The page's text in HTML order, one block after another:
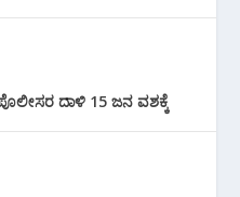
ದಾಳಿ 15 ಜನ ವಶಕ್ಕೆ